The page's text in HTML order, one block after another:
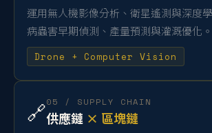
運用無人機影像分析、衛星遙測與深度
病蟲害早期偵測、產量預測與灌溉優化。
Drone + Computer Vision
🔗05 / SUPPLY CHAIN
供應鏈 × 區塊鏈